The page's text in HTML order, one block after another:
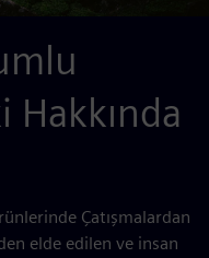
Hakkında
Çatışmalardan
elde edilen ve insan